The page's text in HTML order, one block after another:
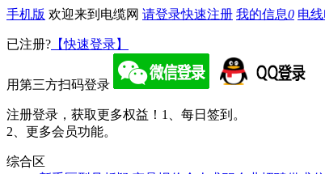
手机版 欢迎来到电缆网 请登录快速注册 我的信息0 电
已注册? 【快速登录】
用第三方扫码登录
注册登录，获取更多权益！ 1、每日签到。
2、更多会员功能。
综合区